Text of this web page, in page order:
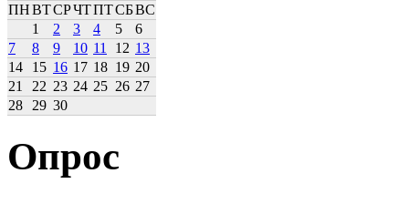
ПНВТСРЧТПТСБВС
1
2 3 4 5
6
7
8 9 10 11 12 13
14
15 16 17 18 19 20
21
22 23 24 25 26 27
28
29 30
Опрос